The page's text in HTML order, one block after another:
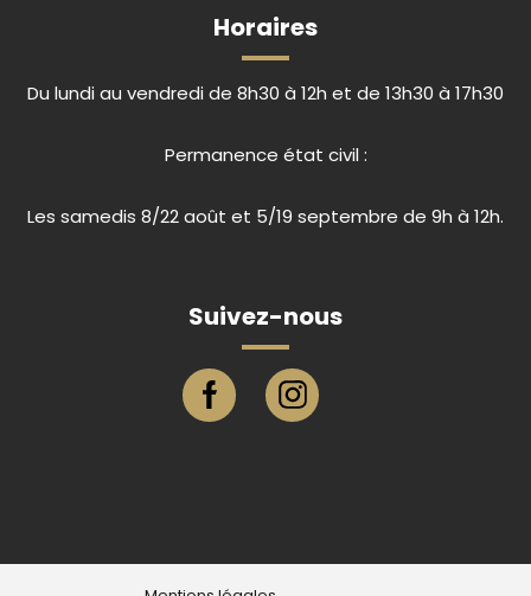
Horaires
Du lundi au vendredi de 8h30 à 12h et de 13h30 à 17h30
Permanence état civil :
Les samedis 8/22 août et 5/19 septembre de 9h à 12h.
Suivez-nous
Page facebook ville de Eu
Compte instagram ville de